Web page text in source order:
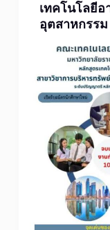
เทคโนโลยี
อุตสาหกรร